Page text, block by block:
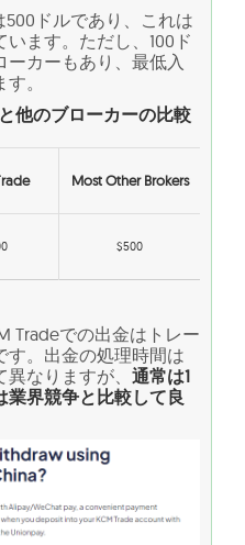
500ドルであり、これは
ます。ただし、100ド
ーカーもあり、最低入
。
他のブローカーの比較
Most Other Brokers
$500
Tradeでの出金はトレー
す。出金の処理時間は
なりますが、 通常は1
界競争と比較して良